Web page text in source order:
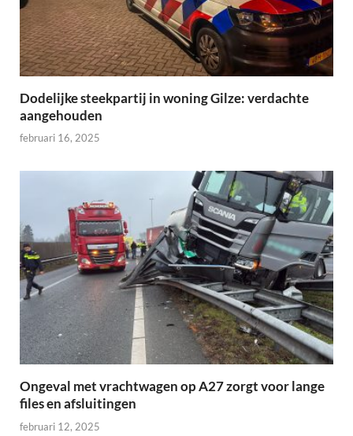
Dodelijke steekpartij in woning Gilze: verdachte
aangehouden
februari 16, 2025
Ongeval met vrachtwagen op A27 zorgt voor lange
files en afsluitingen
februari 12, 2025